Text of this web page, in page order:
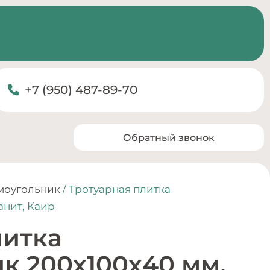
+7 (950) 487-89-70
Обратный звонок
/ Тротуарная плитка
Каир